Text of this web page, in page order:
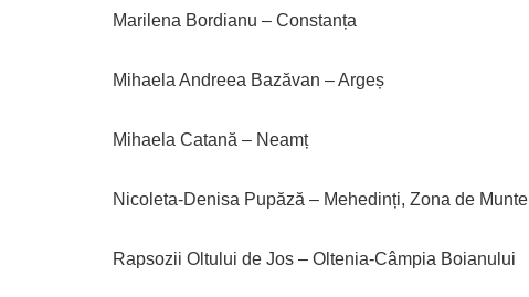
Marilena Bordianu – Constanța
Mihaela Andreea Bazăvan – Argeș
Mihaela Catană – Neamț
Nicoleta-Denisa Pupăză – Mehedinți, Zona de Munte
Rapsozii Oltului de Jos – Oltenia-Câmpia Boianului